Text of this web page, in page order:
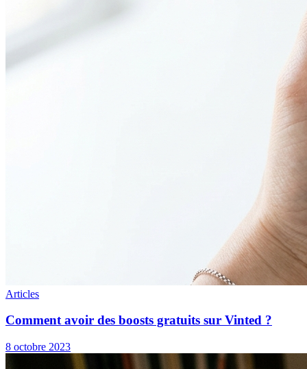
Articles
Comment avoir des boosts gratuits sur Vinted ?
8 octobre 2023